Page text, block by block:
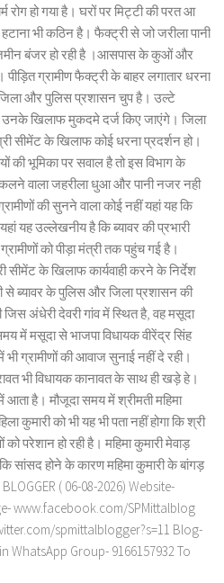
रोग हो गया है। घरों पर मिट्टी की परत आ
भी कठिन है। फैक्ट्री से जो जरीला पानी
बंजर हो रही है ।आसपास के कुओं और
पीड़ित ग्रामीण फैक्ट्री के बाहर लगातार धरना
और पुलिस प्रशासन चुप है। उल्टे
उनके खिलाफ मुकदमे दर्ज किए जाएंगे। जिला
सीमेंट के खिलाफ कोई धरना प्रदर्शन हो।
की भूमिका पर सवाल है तो इस विभाग के
वाला जहरीला धुआ और पानी नजर नही
की सुनने वाला कोई नहीं यहां यह कि
यह उल्लेखनीय है कि ब्यावर की प्रभारी
को पीड़ा मंत्री तक पहुंच गई है।
सीमेंट के खिलाफ कार्यवाही करने के निर्देश
से ब्यावर के पुलिस और जिला प्रशासन की
अंधेरी देवरी गांव में स्थित है, वह मसूदा
में मसूदा से भाजपा विधायक वीरेंद्र सिंह
ग्रामीणों की आवाज सुनाई नहीं दे रही।
भी विधायक कानावत के साथ ही खड़े हे।
आता है। मौजूदा समय में श्रीमती महिमा
कुमारी को भी यह भी पता नहीं होगा कि श्री
परेशान हो रही है। महिमा कुमारी मेवाड़
सांसद होने के कारण महिमा कुमारी के बांगड़
( 06-08-2026) Website-
www.facebook.com/SPMittalblog
spmittalblogger?s=11 Blog-
WhatsApp Group- 9166157932 To